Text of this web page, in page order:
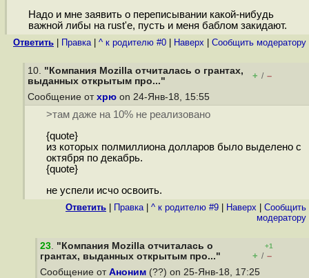
Надо и мне заявить о переписывании какой-нибудь
важной либы на rust'е, пусть и меня баблом закидают.
Ответить Правка| ^ к родителю #0 Наверх Cообщить модератору
10. "Компания Mozilla отчиталась о грантах,
выданных открытым про..."
+ / –
Сообщение от хрю on 24-Янв-18, 15:55
>там даже на 10% не реализовано
{quote}
из которых полмиллиона долларов было выделено с
октября по декабрь.
{quote}
не успели исчо освоить.
Ответить Правка| ^ к родителю #9 Наверх
Cообщить
модератору
23. "Компания Mozilla отчиталась о
грантах, выданных открытым про..."
+1
+ / –
Сообщение от Аноним (??) on 25-Янв-18, 17:25